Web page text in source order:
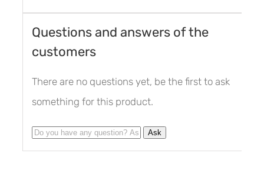
Questions and answers of the
customers
There are no questions yet, be the first to ask
something for this product.